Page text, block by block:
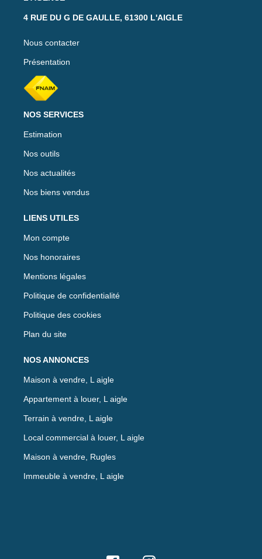
4 RUE DU G DE GAULLE, 61300 L'AIGLE
Nous contacter
Présentation
NOS SERVICES
Estimation
Nos outils
Nos actualités
Nos biens vendus
LIENS UTILES
Mon compte
Nos honoraires
Mentions légales
Politique de confidentialité
Politique des cookies
Plan du site
NOS ANNONCES
Maison à vendre, L aigle
Appartement à louer, L aigle
Terrain à vendre, L aigle
Local commercial à louer, L aigle
Maison à vendre, Rugles
Immeuble à vendre, L aigle